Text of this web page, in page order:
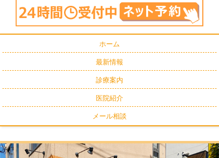
ホーム
最新情報
診療案内
医院紹介
メール相談